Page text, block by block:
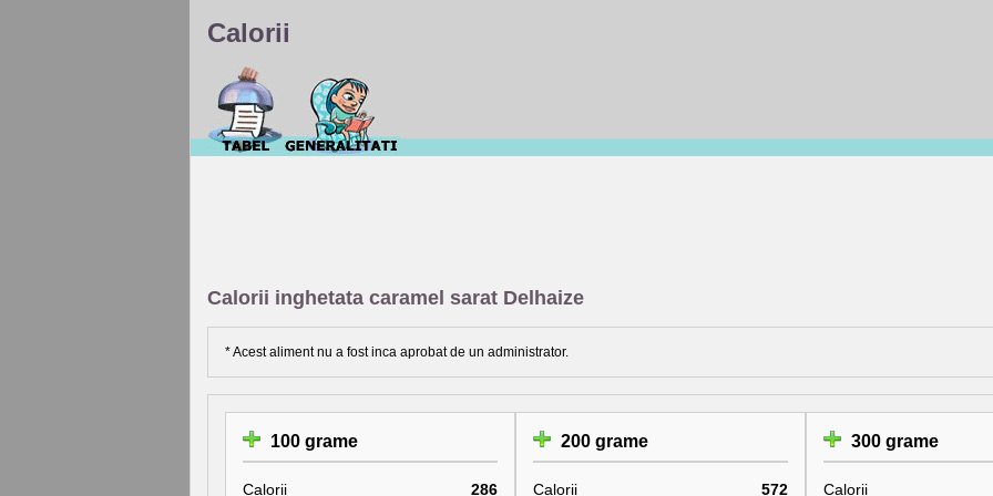
Calorii
Calorii inghetata caramel sarat Delhaize
* Acest aliment nu a fost inca aprobat de un administrator.
100 grame
Calorii 286
200 grame
Calorii 572
300 grame
Calorii